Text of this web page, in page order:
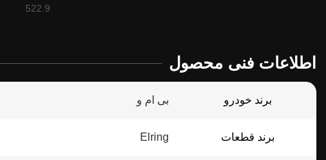
522.9
اطلاعات فنی محصول
برند خودرو بی ام و
برند قطعات Elring